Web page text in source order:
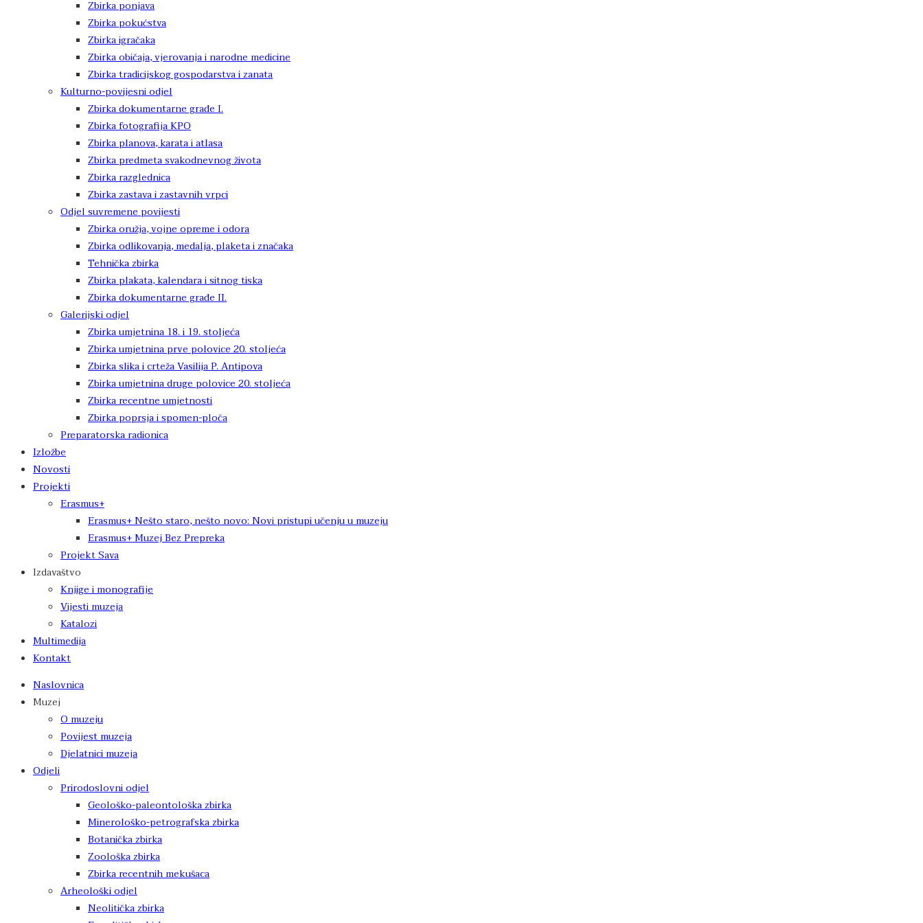
Zbirka ponjava
Zbirka pokućstva
Zbirka igračaka
Zbirka običaja, vjerovanja i narodne medicine
Zbirka tradicijskog gospodarstva i zanata
Kulturno-povijesni odjel
Zbirka dokumentarne građe I.
Zbirka fotografija KPO
Zbirka planova, karata i atlasa
Zbirka predmeta svakodnevnog života
Zbirka razglednica
Zbirka zastava i zastavnih vrpci
Odjel suvremene povijesti
Zbirka oružja, vojne opreme i odora
Zbirka odlikovanja, medalja, plaketa i značaka
Tehnička zbirka
Zbirka plakata, kalendara i sitnog tiska
Zbirka dokumentarne građe II.
Galerijski odjel
Zbirka umjetnina 18. i 19. stoljeća
Zbirka umjetnina prve polovice 20. stoljeća
Zbirka slika i crteža Vasilija P. Antipova
Zbirka umjetnina druge polovice 20. stoljeća
Zbirka recentne umjetnosti
Zbirka poprsja i spomen-ploča
Preparatorska radionica
Izložbe
Novosti
Projekti
Erasmus+
Erasmus+ Nešto staro, nešto novo: Novi pristupi učenju u muzeju
Erasmus+ Muzej Bez Prepreka
Projekt Sava
Izdavaštvo
Knjige i monografije
Vijesti muzeja
Katalozi
Multimedija
Kontakt
Naslovnica
Muzej
O muzeju
Povijest muzeja
Djelatnici muzeja
Odjeli
Prirodoslovni odjel
Geološko-paleontološka zbirka
Minerološko-petrografska zbirka
Botanička zbirka
Zoološka zbirka
Zbirka recentnih mekušaca
Arheološki odjel
Neolitička zbirka